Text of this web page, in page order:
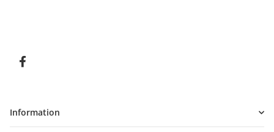
Information